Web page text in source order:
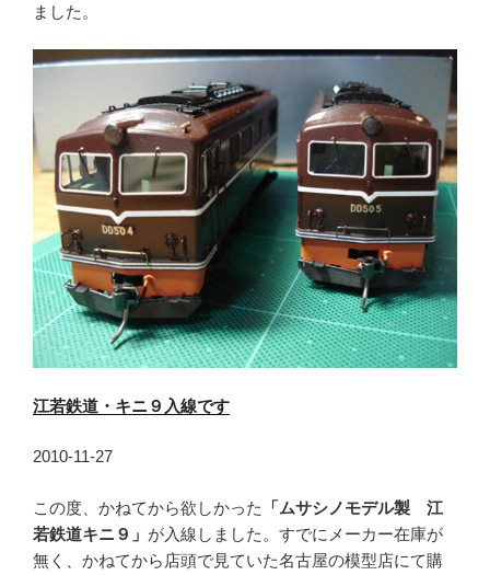
ました。
江若鉄道・キニ９入線です
2010-11-27
この度、かねてから欲しかった
「ムサシノモデル製 江
若鉄道キニ９」 が入線しました。すでにメーカー在庫が
無く、かねてから店頭で見ていた名古屋の模型店にて購